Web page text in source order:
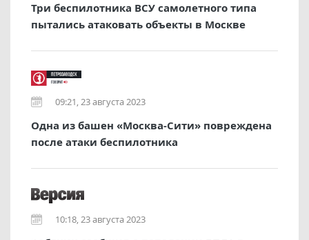
Три беспилотника ВСУ самолетного типа
пытались атаковать объекты в Москве
09:21, 23 августа 2023
Одна из башен «Москва-Сити» повреждена
после атаки беспилотника
10:18, 23 августа 2023